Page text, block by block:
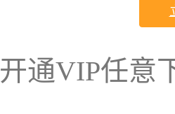
开通VIP任意